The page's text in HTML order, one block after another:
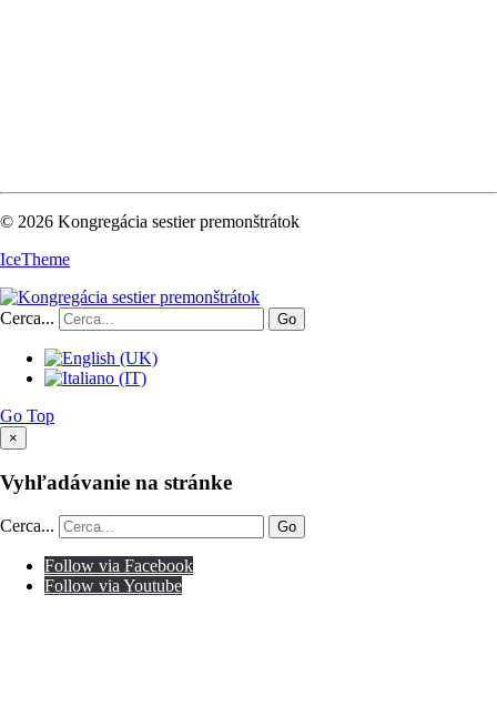
© 2026 Kongregácia sestier premonštrátok
IceTheme
Cerca... Go
Go Top
×
Vyhľadávanie na stránke
Cerca... Go
Follow via Facebook
Follow via Youtube